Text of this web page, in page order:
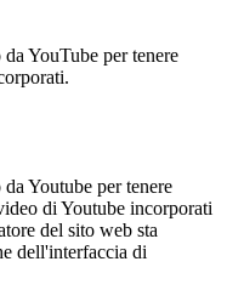
YouTube per tenere
Youtube per tenere
di Youtube incorporati
del sito web sta
dell'interfaccia di